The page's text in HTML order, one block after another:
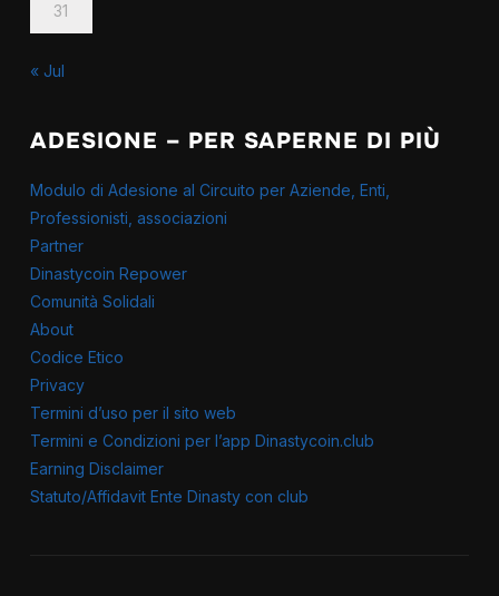
31
« Jul
ADESIONE – PER SAPERNE DI PIÙ
Modulo di Adesione al Circuito per Aziende, Enti,
Professionisti, associazioni
Partner
Dinastycoin Repower
Comunità Solidali
About
Codice Etico
Privacy
Termini d’uso per il sito web
Termini e Condizioni per l’app Dinastycoin.club
Earning Disclaimer
Statuto/Affidavit Ente Dinasty con club